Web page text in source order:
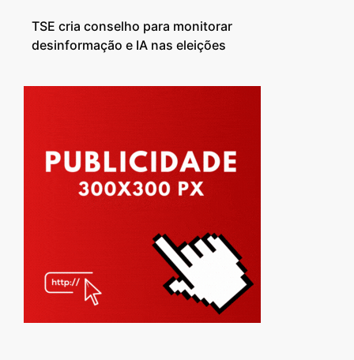
TSE cria conselho para monitorar
desinformação e IA nas eleições